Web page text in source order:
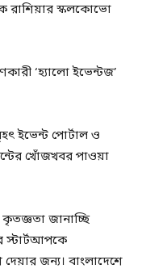
রাশিয়ার স্কলকোভো
‘হ্যালো ইভেন্টজ’
ইভেন্ট পোর্টাল ও
খোঁজখবর পাওয়া
জানাচ্ছি
স্টার্টআপকে
জন্য। বাংলাদেশে